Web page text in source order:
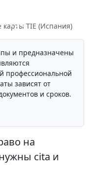
на
TIE
карты TIE (Испания)
и предназначены
профессиональной
зависят от
и сроков.
на
cita и